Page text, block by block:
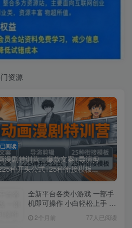
资源
阅读
漫剧特训营：爆款文案+导演剪
种开头公式+25种衔接模板...
全新平台各类小游戏 一部手
机即可操作 小白轻松上手 长
2个月前 77人已阅读